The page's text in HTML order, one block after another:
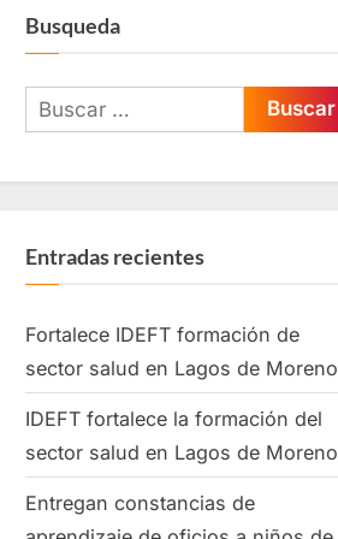
Busqueda
Entradas recientes
Fortalece IDEFT formación de
sector salud en Lagos de Moreno
IDEFT fortalece la formación del
sector salud en Lagos de Moreno
Entregan constancias de